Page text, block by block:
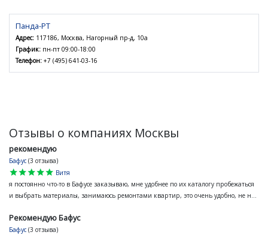
Панда-РТ
Адрес: 117186, Москва, Нагорный пр-д, 10а
График: пн-пт 09:00-18:00
Телефон: +7 (495) 641-03-16
Отзывы о компаниях Москвы
рекомендую
Бафус (3 отзыва)
star
star
star
star
star
Витя
я постоянно что-то в Бафусе заказываю, мне удобнее по их каталогу пробежаться
и выбрать материалы, занимаюсь ремонтами квартир, это очень удобно, не н...
Рекомендую Бафус
Бафус (3 отзыва)